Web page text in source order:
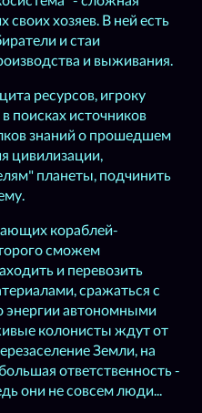
хозяев. В ней есть
и стаи
и выживания.
ресурсов, игроку
поисках источников
знаний о прошедшем
цивилизации,
планеты, подчинить
кораблей-
сможем
и перевозить
сражаться с
автономными
колонисты ждут от
Земли, на
ответственность -
они не совсем люди...